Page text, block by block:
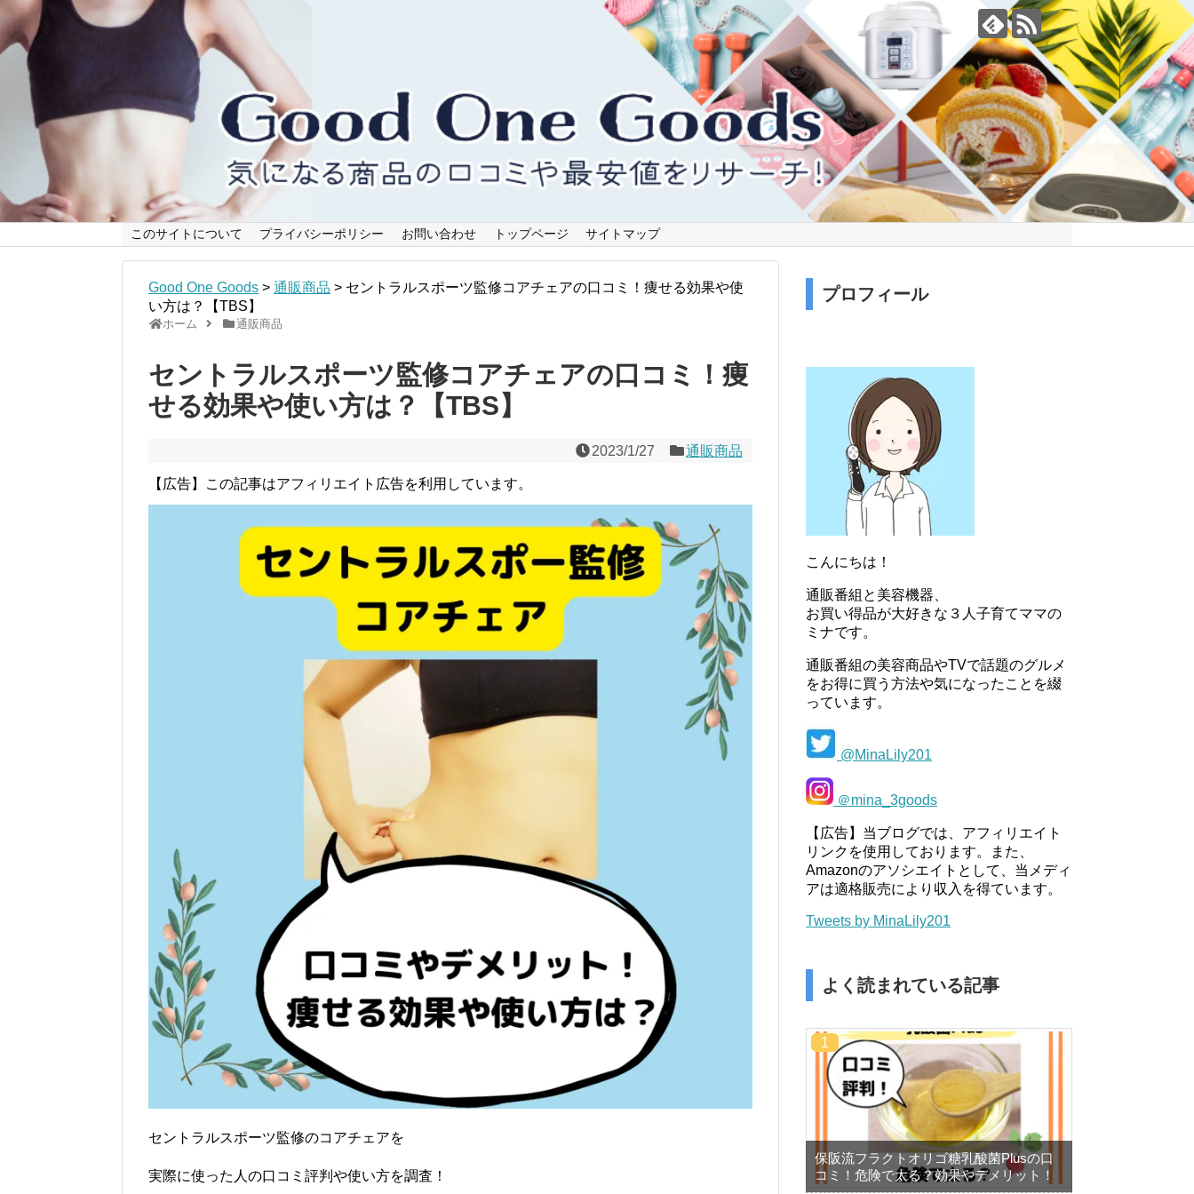
このサイトについて プライバシーポリシー お問い合わせ トップページ サイトマップ
Good One Goods > 通販商品 > セントラルスポーツ監修コアチェアの口コミ！痩せる効果や使
い方は？【TBS】
ホーム 通販商品
セントラルスポーツ監修コアチェアの口コミ！痩
せる効果や使い方は？【TBS】
2023/1/27 通販商品
【広告】この記事はアフィリエイト広告を利用しています。
セントラルスポーツ監修のコアチェアを
実際に使った人の口コミ評判や使い方を調査！
プロフィール
こんにちは！
通販番組と美容機器、
お買い得品が大好きな３人子育てママの
ミナです。
通販番組の美容商品やTVで話題のグルメ
をお得に買う方法や気になったことを綴
っています。
@MinaLily201
＠mina_3goods
【広告】当ブログでは、アフィリエイト
リンクを使用しております。また、
Amazonのアソシエイトとして、当メディ
アは適格販売により収入を得ています。
Tweets by MinaLily201
よく読まれている記事
保阪流フラクトオリゴ糖乳酸菌Plusの口
コミ！危険で太る？効果やデメリット！